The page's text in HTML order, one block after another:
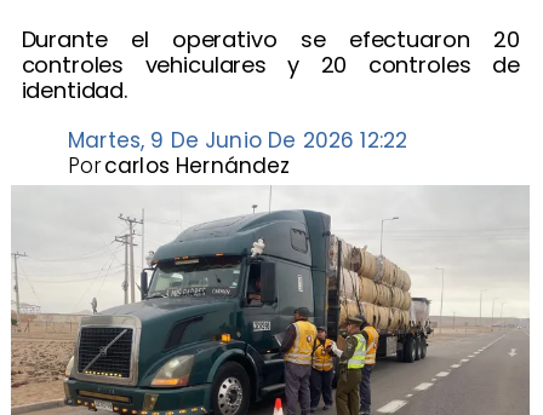
Durante el operativo se efectuaron 20
controles vehiculares y 20 controles de
identidad.
Martes, 9 De Junio De 2026 12:22
carlos Hernández
Por